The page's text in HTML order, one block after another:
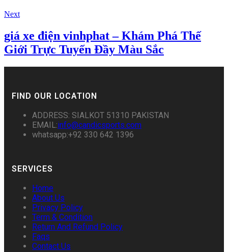
Next
giá xe điện vinhphat – Khám Phá Thế
Giới Trực Tuyến Đầy Màu Sắc
FIND OUR LOCATION
ADDRESS: SIALKOT 51310 PAKISTAN
EMAIL:info@candicsports.com
whatsapp:+92 330 642 1396
SERVICES
Home
About Us
Privacy Policy
Term & Condition
Return And Refund Policy
Faqs
Contact Us